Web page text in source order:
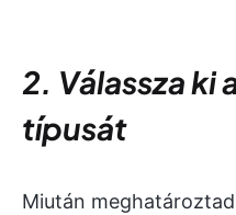
2. Válassza ki
típusát
Miután